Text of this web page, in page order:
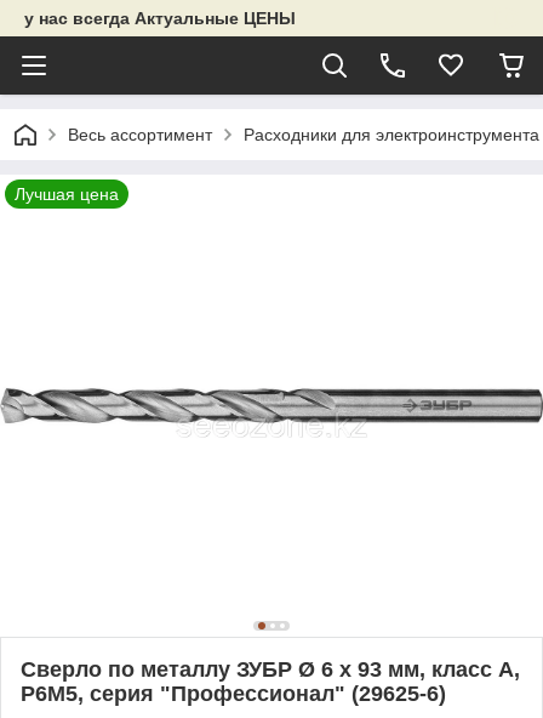
у нас всегда Актуальные ЦЕНЫ
Весь ассортимент Расходники для электроинструмента
Лучшая цена
Сверло по металлу ЗУБР Ø 6 x 93 мм, класс А,
Р6М5, серия "Профессионал" (29625-6)